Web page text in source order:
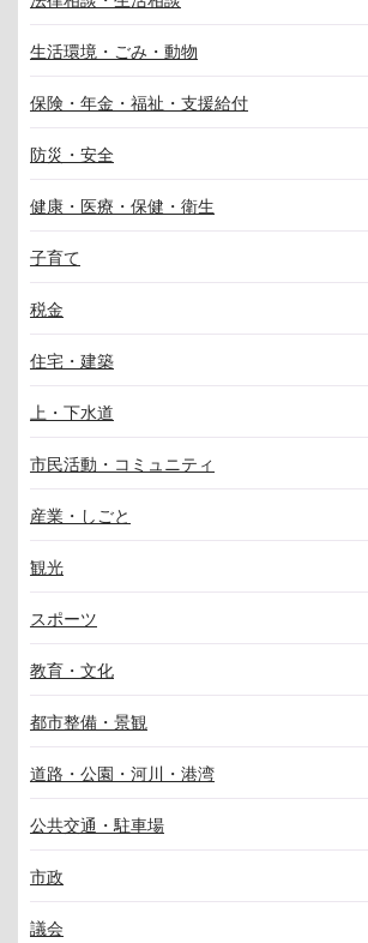
生活環境・ごみ・動物
保険・年金・福祉・支援給付
防災・安全
健康・医療・保健・衛生
子育て
税金
住宅・建築
上・下水道
市民活動・コミュニティ
産業・しごと
観光
スポーツ
教育・文化
都市整備・景観
道路・公園・河川・港湾
公共交通・駐車場
市政
議会